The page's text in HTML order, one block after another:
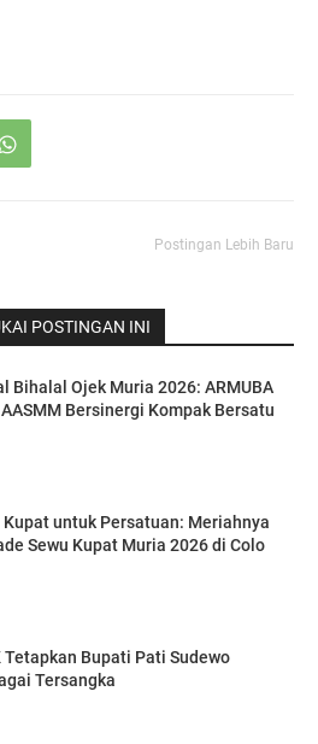
Postingan Lebih Baru
POSTINGAN INI
Bihalal Ojek Muria 2026: ARMUBA
Bersinergi Kompak Bersatu
Kupat untuk Persatuan: Meriahnya
Sewu Kupat Muria 2026 di Colo
Tetapkan Bupati Pati Sudewo
Tersangka